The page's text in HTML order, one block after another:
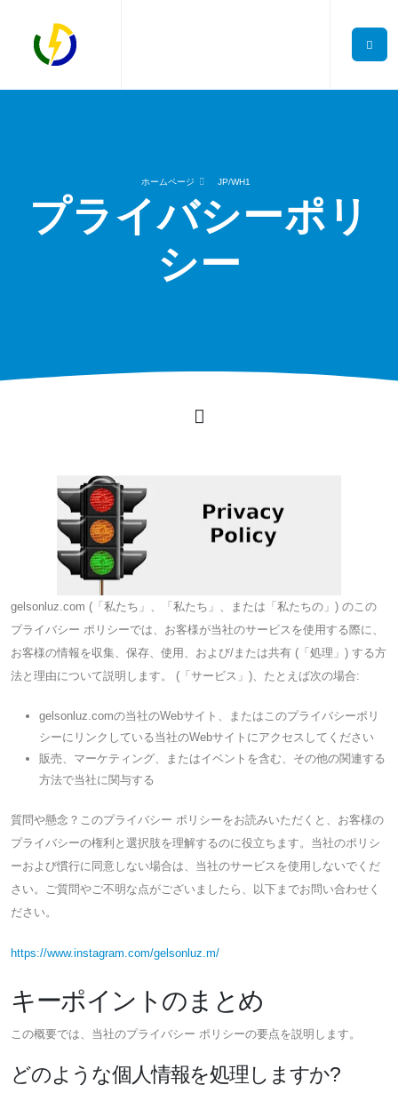
ホームページ JP/WH1
プライバシーポリ
シー
gelsonluz.com (「私たち」、「私たち」、または「私たちの」) のこの
プライバシー ポリシーでは、お客様が当社のサービスを使用する際に、
お客様の情報を収集、保存、使用、および/または共有 (「処理」) する方
法と理由について説明します。 (「サービス」)、たとえば次の場合:
gelsonluz.comの当社のWebサイト、またはこのプライバシーポリ
シーにリンクしている当社のWebサイトにアクセスしてください
販売、マーケティング、またはイベントを含む、その他の関連する
方法で当社に関与する
質問や懸念？このプライバシー ポリシーをお読みいただくと、お客様の
プライバシーの権利と選択肢を理解するのに役立ちます。当社のポリシ
ーおよび慣行に同意しない場合は、当社のサービスを使用しないでくだ
さい。ご質問やご不明な点がございましたら、以下までお問い合わせく
ださい。
https://www.instagram.com/gelsonluz.m/
キーポイントのまとめ
この概要では、当社のプライバシー ポリシーの要点を説明します。
どのような個人情報を処理しますか?